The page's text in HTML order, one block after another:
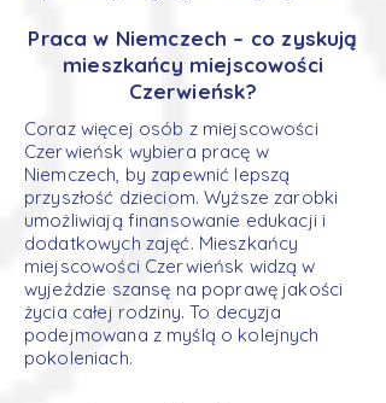
Praca w Niemczech – co zyskują
mieszkańcy miejscowości
Czerwieńsk?
Coraz więcej osób z miejscowości
Czerwieńsk wybiera pracę w
Niemczech, by zapewnić lepszą
przyszłość dzieciom. Wyższe zarobki
umożliwiają finansowanie edukacji i
dodatkowych zajęć. Mieszkańcy
miejscowości Czerwieńsk widzą w
wyjeździe szansę na poprawę jakości
życia całej rodziny. To decyzja
podejmowana z myślą o kolejnych
pokoleniach.